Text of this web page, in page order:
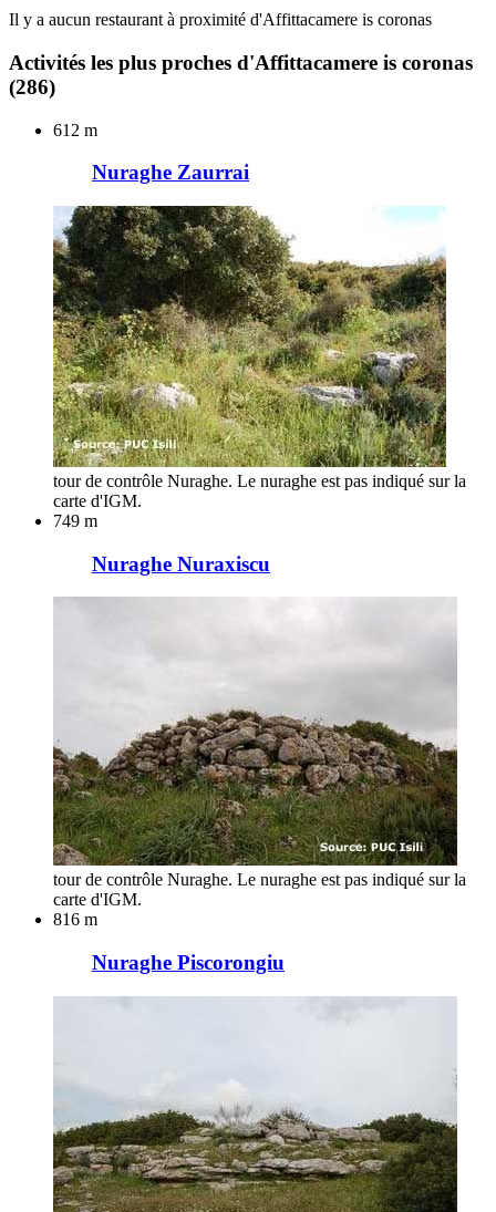
Il y a aucun restaurant à proximité d'Affittacamere is coronas
Activités les plus proches d'Affittacamere is coronas
(286)
612 m
Nuraghe Zaurrai
tour de contrôle Nuraghe. Le nuraghe est pas indiqué sur la
carte d'IGM.
749 m
Nuraghe Nuraxiscu
tour de contrôle Nuraghe. Le nuraghe est pas indiqué sur la
carte d'IGM.
816 m
Nuraghe Piscorongiu